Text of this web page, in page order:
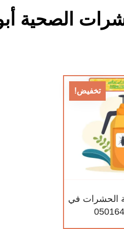
الصحية
تخفيض!
الحشرات في